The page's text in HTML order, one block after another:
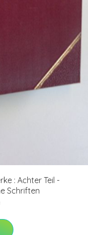
: Achter Teil -
Schriften